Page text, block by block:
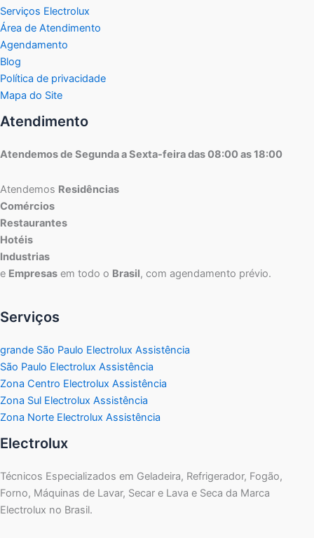
Serviços Electrolux
Área de Atendimento
Agendamento
Blog
Política de privacidade
Mapa do Site
Atendimento
Atendemos de Segunda a Sexta-feira das 08:00 as 18:00
Atendemos Residências
Comércios
Restaurantes
Hotéis
Industrias
e Empresas em todo o Brasil, com agendamento prévio.
Serviços
grande São Paulo Electrolux Assistência
São Paulo Electrolux Assistência
Zona Centro Electrolux Assistência
Zona Sul Electrolux Assistência
Zona Norte Electrolux Assistência
Electrolux
Técnicos Especializados em Geladeira, Refrigerador, Fogão,
Forno, Máquinas de Lavar, Secar e Lava e Seca da Marca
Electrolux no Brasil.